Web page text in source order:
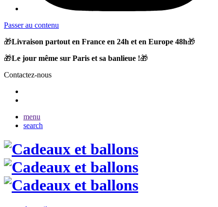
Passer au contenu
🎁Livraison partout en France en 24h et en Europe 48h🎁
🎁Le jour même sur Paris et sa banlieue !🎁
Contactez-nous
menu
search